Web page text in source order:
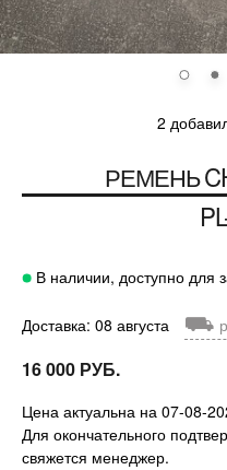
2
РЕМЕНЬ
В наличии, доступно для
Доставка: 08 августа ⛟
16 000 РУБ.
Цена актуальна на 07-08-
Для окончательного
свяжется менеджер.